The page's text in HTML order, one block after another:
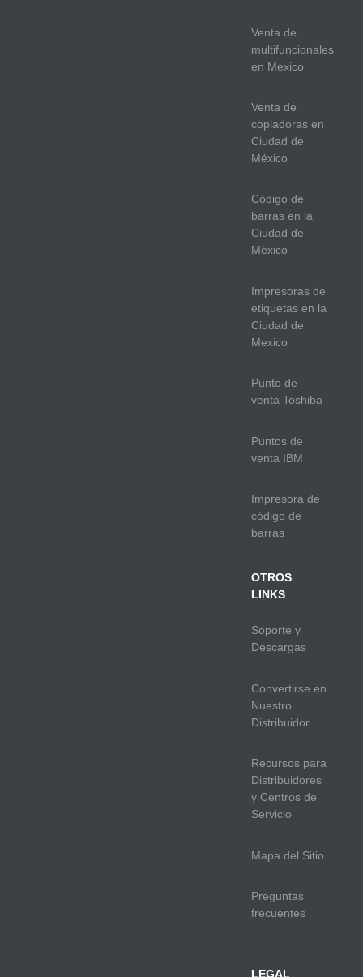
Venta de
multifuncionales
en Mexico
Venta de
copiadoras en
Ciudad de
México
Código de
barras en la
Ciudad de
México
Impresoras de
etiquetas en la
Ciudad de
Mexico
Punto de
venta Toshiba
Puntos de
venta IBM
Impresora de
código de
barras
OTROS
LINKS
Soporte y
Descargas
Convertirse en
Nuestro
Distribuidor
Recursos para
Distribuidores
y Centros de
Servicio
Mapa del Sitio
Preguntas
frecuentes
LEGAL